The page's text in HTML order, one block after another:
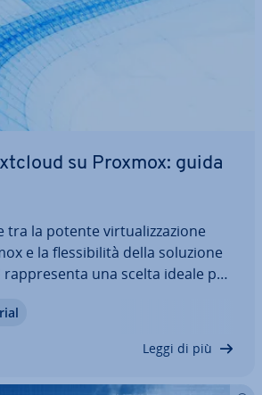
su Proxmox: guida
tra la potente vir­tua­liz­za­zio­ne
e la fles­si­bi­li­tà della soluzione
una scelta ideale per
consente di creare una
Leggi di più